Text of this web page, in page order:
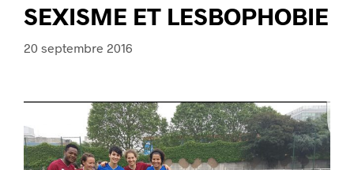
SEXISME ET LESBOPHOBIE
20 septembre 2016